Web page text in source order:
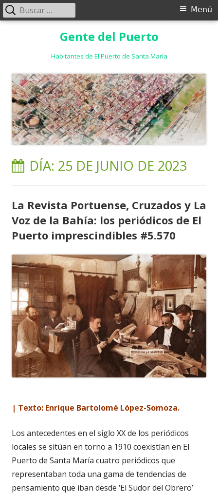
Gente del Puerto
Habitantes de El Puerto de Santa María
Menú
Menú
Buscar:
DÍA: 25 DE JUNIO DE 2023
La Revista Portuense, Cruzados y La
Voz de la Bahía: los periódicos de El
Puerto imprescindibles #5.570
| Texto: Enrique Bartolomé López-Somoza.
Los antecedentes en el siglo XX de los periódicos
locales se sitúan en torno a 1910 coexistían en El
Puerto de Santa María cuatro periódicos que
representaban toda una gama de tendencias de
pensamiento que iban desde ‘El Sudor del Obrero’